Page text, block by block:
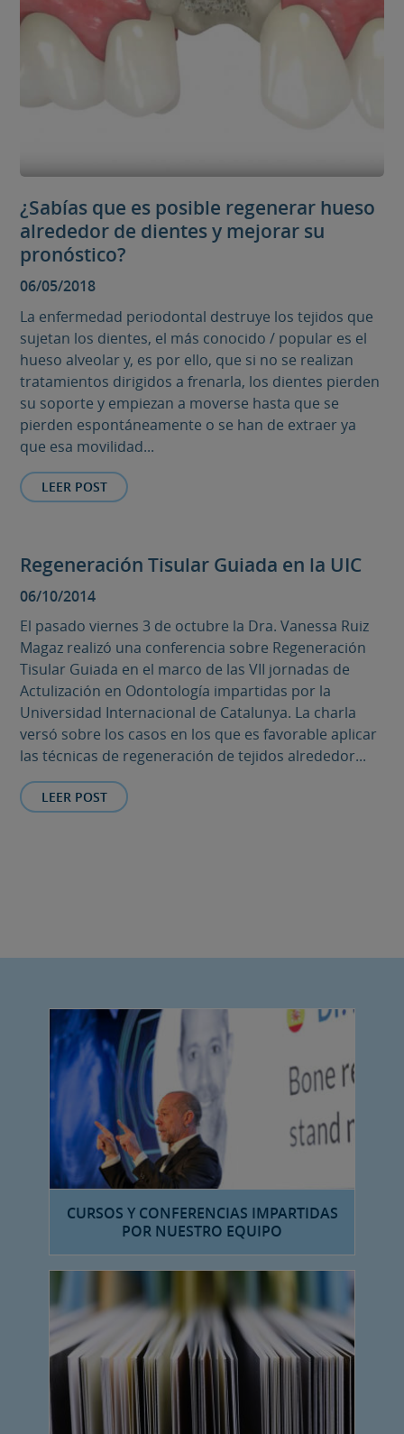
¿Sabías que es posible regenerar hueso
alrededor de dientes y mejorar su
pronóstico?
06/05/2018
La enfermedad periodontal destruye los tejidos que
sujetan los dientes, el más conocido / popular es el
hueso alveolar y, es por ello, que si no se realizan
tratamientos dirigidos a frenarla, los dientes pierden
su soporte y empiezan a moverse hasta que se
pierden espontáneamente o se han de extraer ya
que esa movilidad...
LEER POST
Regeneración Tisular Guiada en la UIC
06/10/2014
El pasado viernes 3 de octubre la Dra. Vanessa Ruiz
Magaz realizó una conferencia sobre Regeneración
Tisular Guiada en el marco de las VII jornadas de
Actulización en Odontología impartidas por la
Universidad Internacional de Catalunya. La charla
versó sobre los casos en los que es favorable aplicar
las técnicas de regeneración de tejidos alrededor...
LEER POST
CURSOS Y CONFERENCIAS IMPARTIDAS
POR NUESTRO EQUIPO